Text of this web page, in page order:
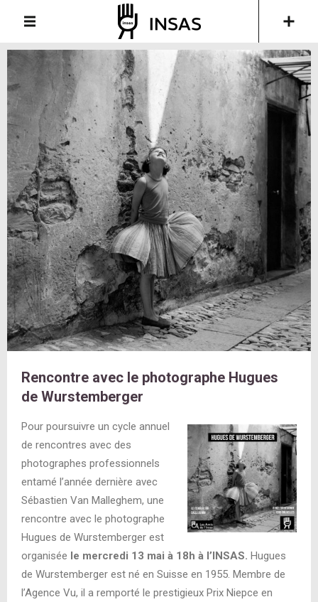
Rencontre avec le photographe Hugues
de Wurstemberger
Pour poursuivre un cycle annuel
de rencontres avec des
photographes professionnels
entamé l’année dernière avec
Sébastien Van Malleghem, une
rencontre avec le photographe
Hugues de Wurstemberger est
organisée le mercredi 13 mai à 18h à l’INSAS. Hugues
de Wurstemberger est né en Suisse en 1955. Membre de
l’Agence Vu, il a remporté le prestigieux Prix Niepce en